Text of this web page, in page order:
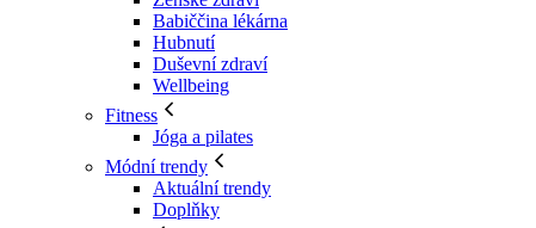
Babiččina lékárna
Hubnutí
Duševní zdraví
Wellbeing
Fitness
Jóga a pilates
Módní trendy
Aktuální trendy
Doplňky